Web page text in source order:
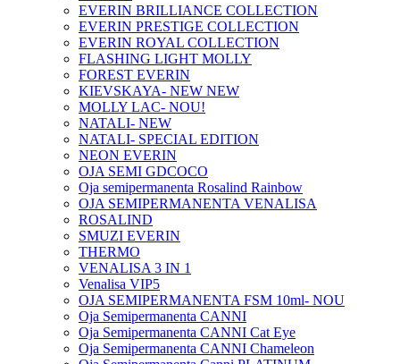
EVERIN BRILLIANCE COLLECTION
EVERIN PRESTIGE COLLECTION
EVERIN ROYAL COLLECTION
FLASHING LIGHT MOLLY
FOREST EVERIN
KIEVSKAYA- NEW NEW
MOLLY LAC- NOU!
NATALI- NEW
NATALI- SPECIAL EDITION
NEON EVERIN
OJA SEMI GDCOCO
Oja semipermanenta Rosalind Rainbow
OJA SEMIPERMANENTA VENALISA
ROSALIND
SMUZI EVERIN
THERMO
VENALISA 3 IN 1
Venalisa VIP5
OJA SEMIPERMANENTA FSM 10ml- NOU
Oja Semipermanenta CANNI
Oja Semipermanenta CANNI Cat Eye
Oja Semipermanenta CANNI Chameleon